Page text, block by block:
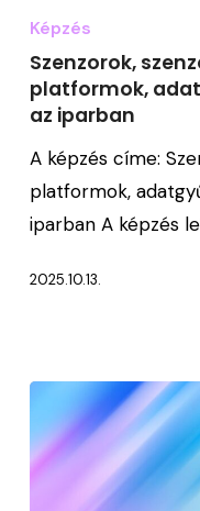
szenzorhálózatok,
IoT
platformok,
adatgyűjtés
és
adatelemzés
az
Képzés
Szenzorok,
platformok,
az iparban
A képzés címe:
platformok,
iparban A képzés
2025.10.13.